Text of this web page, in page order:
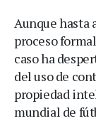
Aunque hasta
proceso
caso ha
del uso de
propiedad
mundial de